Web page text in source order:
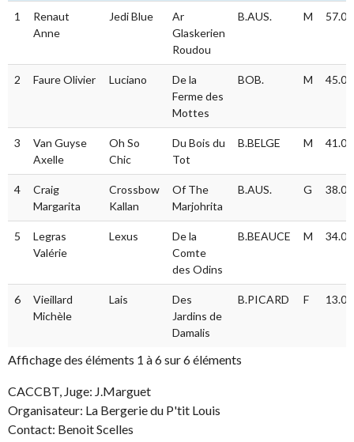
# Conducteur
Nom du
Affixe Race S
1
Renaut
Anne
Jedi Blue
Ar
Glaskerien
Roudou
B.AUS. M 57.0
2 Faure Olivier Luciano
De la
Ferme des
Mottes
BOB. M 45.0
3
Van Guyse
Axelle
Oh So
Chic
Du Bois du
Tot
B.BELGE M 41.0
4
Craig
Margarita
Crossbow
Kallan
Of The
Marjohrita
B.AUS. G 38.0
5
Legras
Valérie
Lexus
De la
Comte
des Odins
B.BEAUCE M 34.0
6
Vieillard
Michèle
Lais
Des
Jardins de
Damalis
B.PICARD F 13.0
Affichage des éléments 1 à 6 sur 6 éléments
CACCBT, Juge: J.Marguet
Organisateur: La Bergerie du P'tit Louis
Contact: Benoit Scelles